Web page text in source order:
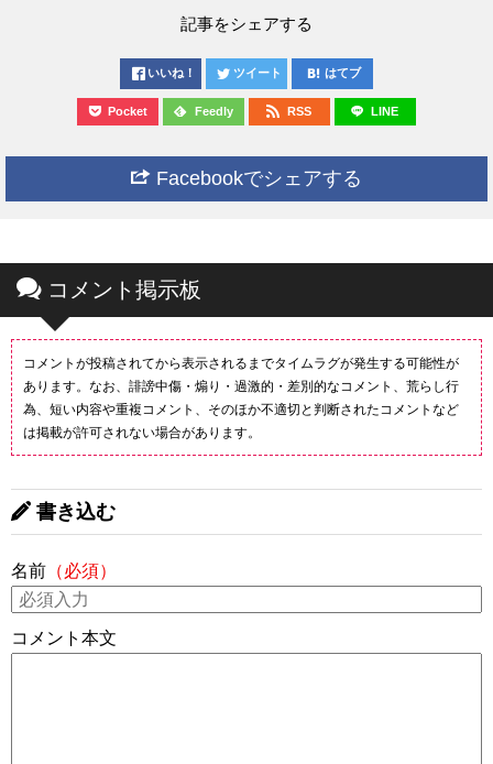
記事をシェアする
いいね！ ツイート はてブ
Pocket Feedly RSS LINE
Facebookでシェアする
コメント掲示板
コメントが投稿されてから表示されるまでタイムラグが発生する可能性が
あります。なお、誹謗中傷・煽り・過激的・差別的なコメント、荒らし行
為、短い内容や重複コメント、そのほか不適切と判断されたコメントなど
は掲載が許可されない場合があります。
書き込む
名前 （必須）
コメント本文